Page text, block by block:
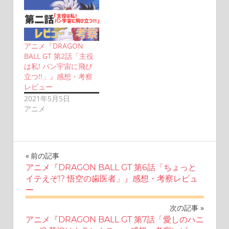
アニメ『DRAGON
BALL GT 第2話「主役
は私! パン宇宙に飛び
立つ!!」』感想・考察
レビュー
2021年5月5日
アニメ
投
稿
ナ
ビ
前の記事
アニメ『DRAGON BALL GT 第6話「ちょっと
イテえぞ!? 悟空の歯医者」』感想・考察レビュ
ー
次の記事
アニメ『DRAGON BALL GT 第7話「愛しのハニ